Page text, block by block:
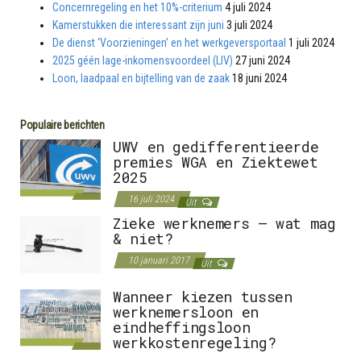
Concernregeling en het 10%-criterium 4 juli 2024
Kamerstukken die interessant zijn juni 3 juli 2024
De dienst ‘Voorzieningen’ en het werkgeversportaal 1 juli 2024
2025 géén lage-inkomensvoordeel (LIV) 27 juni 2024
Loon, laadpaal en bijtelling van de zaak18 juni 2024
Populaire berichten
UWV en gedifferentieerde
premies WGA en Ziektewet
2025
16 juli 2024 Uit
Zieke werknemers – wat mag
& niet?
10 januari 2017 Uit
Wanneer kiezen tussen
werknemersloon en
eindheffingsloon
werkkostenregeling?